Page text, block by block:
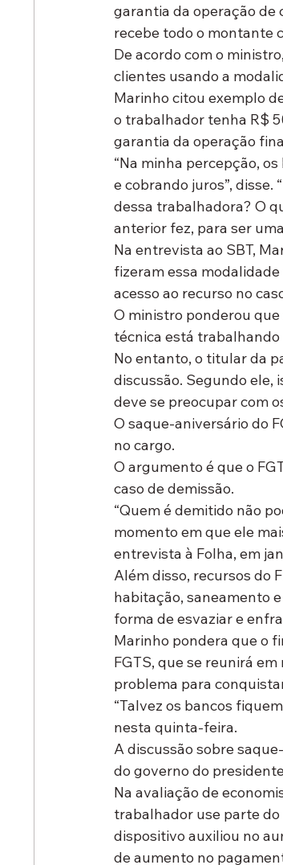
garantia da operação de
recebe todo o montante
De acordo com o
clientes usando a
Marinho citou exemplo
o trabalhador tenha R$
garantia da operação
“Na minha percepção,
e cobrando juros”,
dessa trabalhadora? O
anterior fez, para ser
Na entrevista ao SBT,
fizeram essa
acesso ao recurso no
O ministro ponderou
técnica está
No entanto, o titular da
discussão. Segundo ele,
deve se preocupar com
O saque-aniversário do
no cargo.
O argumento é que o
caso de demissão.
“Quem é demitido não
momento em que ele
entrevista à Folha, em
Além disso, recursos do
habitação, saneamento
forma de esvaziar e
Marinho pondera que o
FGTS, que se reunirá
problema para
“Talvez os bancos
nesta quinta-feira.
A discussão sobre
do governo do
Na avaliação de
trabalhador use parte do
dispositivo auxiliou no
de aumento no